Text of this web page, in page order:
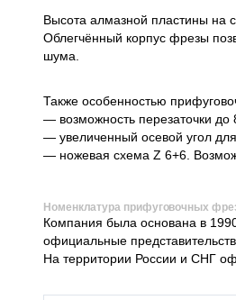
Высота алмазной пластины на
Облегчённый корпус фрезы
шума.
Также особенностью
— возможность перезаточки до
— увеличенный осевой угол
— ножевая схема Z 6+6.
Номенклатура прифуговочных
Компания была основана в
официальные
На территории России и СНГ